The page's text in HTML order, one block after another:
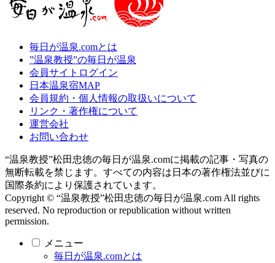
毎日が温泉.comとは
”温泉教授”の毎日が温泉
会員サイトログイン
日本温泉宿MAP
会員規約・個人情報の取扱いについて
リンク・著作権について
運営会社
お問い合わせ
“温泉教授”松田忠徳の毎日が温泉.comに掲載の記事・写真の
無断転載を禁じます。すべての内容は日本の著作権法並びに
国際条約により保護されています。
Copyright © “温泉教授”松田忠徳の毎日が温泉.com All rights
reserved. No reproduction or republication without written
permission.
メニュー
毎日が温泉.comとは